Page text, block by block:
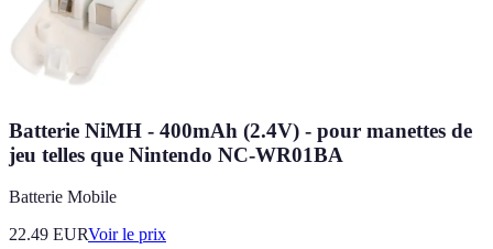
Batterie NiMH - 400mAh (2.4V) - pour manettes de
jeu telles que Nintendo NC-WR01BA
Batterie Mobile
22.49 EURVoir le prix